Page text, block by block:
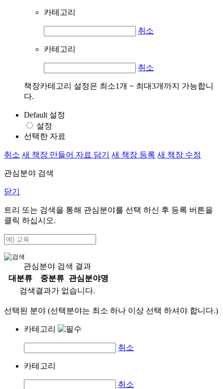
카테고리
취소
카테고리
취소
책장카테고리 설정은 최소1개 ~ 최대3개까지 가능합니
다.
Default 설정
설정
선택한 자료
취소 새 책장 만들어 자료 담기 새 책장 등록 새 책장 수정
관심분야 검색
닫기
트리 또는 검색을 통해 관심분야를 선택 하신 후 등록 버튼을
클릭 하십시오.
관심분야 검색 결과
대분류
중분류
관심분야명
검색결과가 없습니다.
선택된 분야 (선택분야는 최소 하나 이상 선택 하셔야 합니다.)
카테고리
취소
카테고리
취소